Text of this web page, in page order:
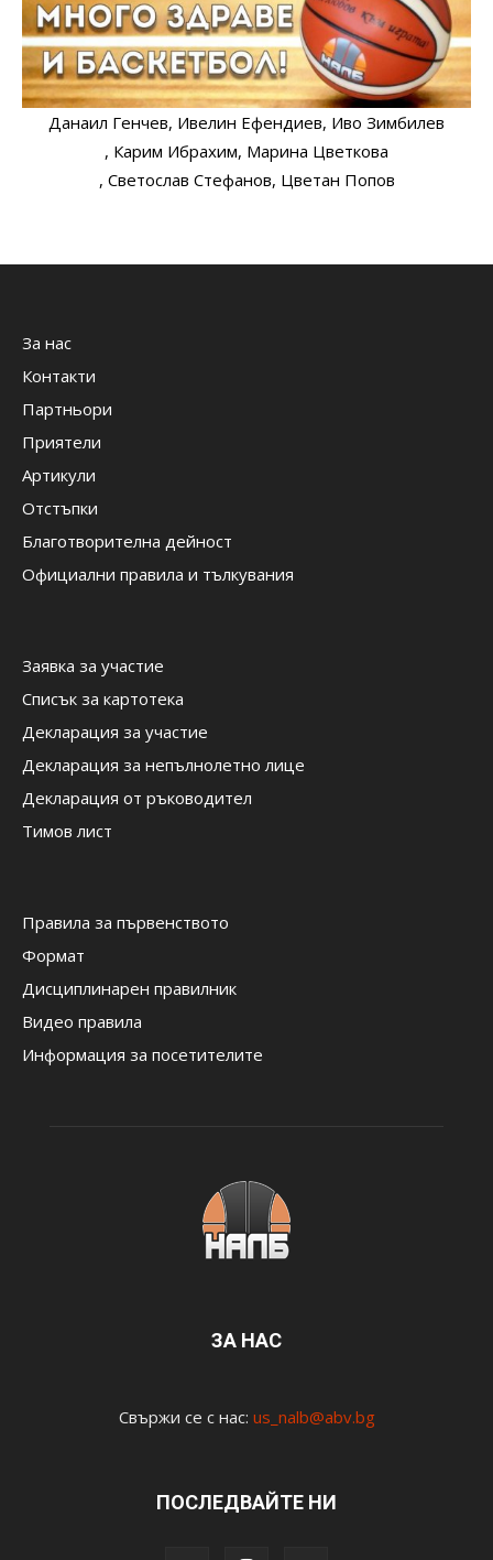
Данаил Генчев, Ивелин Ефендиев, Иво Зимбилев
, Карим Ибрахим, Марина Цветкова
, Светослав Стефанов, Цветан Попов
За нас
Контакти
Партньори
Приятели
Артикули
Отстъпки
Благотворителна дейност
Официални правила и тълкувания
Заявка за участие
Списък за картотека
Декларация за участие
Декларация за непълнолетно лице
Декларация от ръководител
Тимов лист
Правила за първенството
Формат
Дисциплинарен правилник
Видео правила
Информация за посетителите
ЗА НАС
Свържи се с нас: us_nalb@abv.bg
ПОСЛЕДВАЙТЕ НИ